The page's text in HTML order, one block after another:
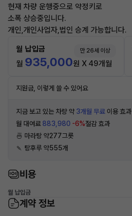
현재 차량 운행중으로 약정키로
소폭 상승중입니다.
개인,개인사업자,법인 승계 가능합니다.
월 납입금 만 26세 이상
월 935,000원 X 49개월
지원금, 이렇게 쓸 수 있어요
지금 보고 있는 차량 약 3개월 무료 이용 효과
월 대여료 883,980 -6%절감 효과
🍜 마라탕 약277그릇
🍡 탕후루 약555개
비용
월 납입금
계약 정보